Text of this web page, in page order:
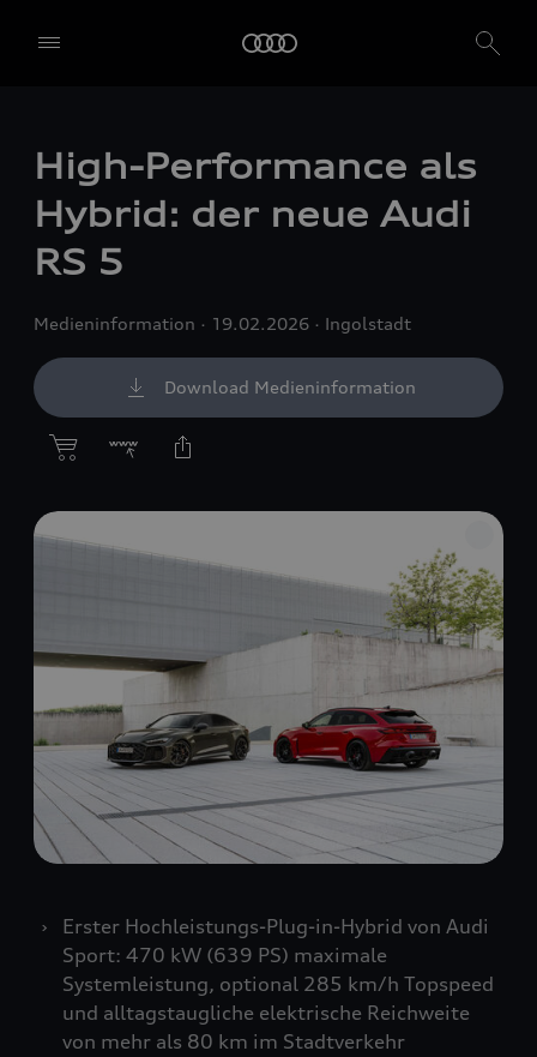
High-Performance als
Hybrid: der neue Audi
RS 5
Medieninformation 19.02.2026 Ingolstadt
Download Medieninformation
Erster Hochleistungs-Plug-in-Hybrid von Audi
Sport: 470 kW (639 PS) maximale
Systemleistung, optional 285 km/h Topspeed
und alltagstaugliche elektrische Reichweite
von mehr als 80 km im Stadtverkehr